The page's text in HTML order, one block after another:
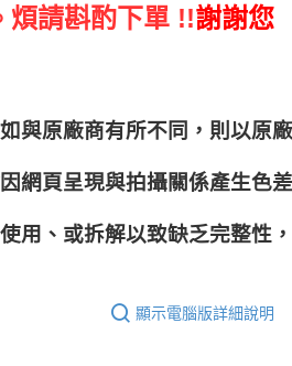
煩請斟酌下單 !!謝謝您
與原廠商有所不同，則以原
網頁呈現與拍攝關係產生色
用、或拆解以致缺乏完整性
顯示電腦版詳細說明